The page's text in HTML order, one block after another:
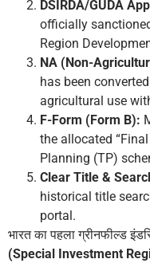
DSIRDA/GUDA
officially
Region
NA (Non-
has been
agricultural use
F-Form (Form B):
the allocated
Planning (TP)
Clear Title &
historical title
portal.
भारत का पहला ग्रीनफील्ड
(Special Investment